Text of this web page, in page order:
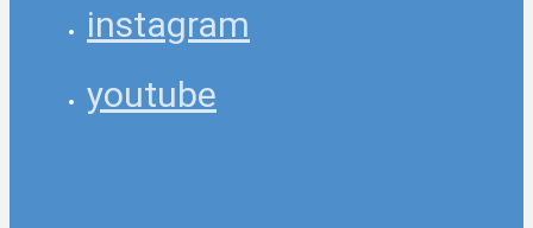
instagram
youtube